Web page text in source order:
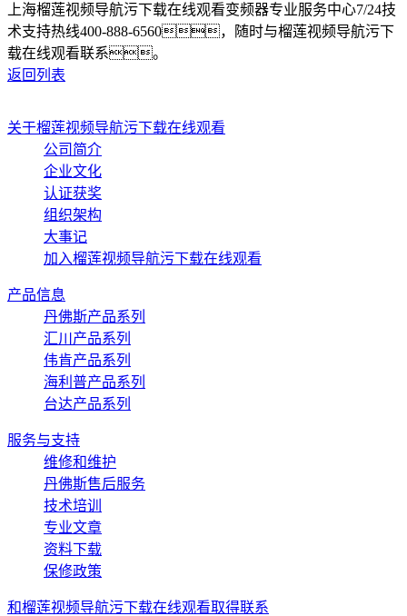
上海榴莲视频导航污下载在线观看变频器专业服务中心7/24技
术支持热线400-888-6560，随时与榴莲视频导航污下
载在线观看联系。
返回列表
关于榴莲视频导航污下载在线观看
公司简介
企业文化
认证获奖
组织架构
大事记
加入榴莲视频导航污下载在线观看
产品信息
丹佛斯产品系列
汇川产品系列
伟肯产品系列
海利普产品系列
台达产品系列
服务与支持
维修和维护
丹佛斯售后服务
技术培训
专业文章
资料下载
保修政策
和榴莲视频导航污下载在线观看取得联系